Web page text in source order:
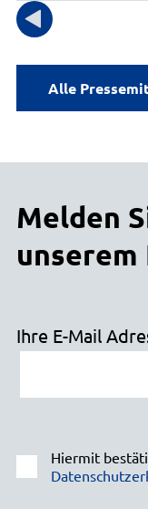
Gebäude 1, Eingang
Alle
Melden
Ihre E-Mail
Hiermit